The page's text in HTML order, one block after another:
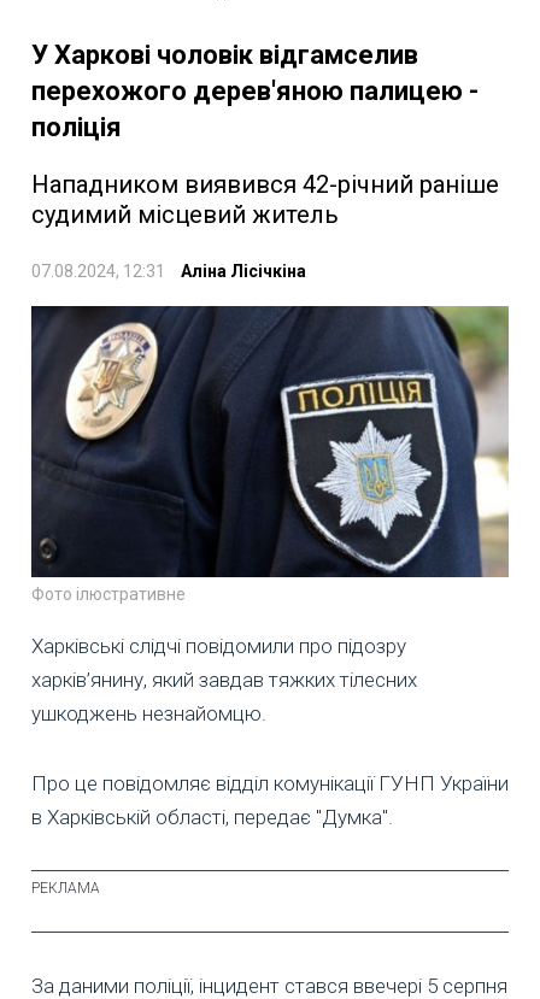
У Харкові чоловік відгамселив
перехожого дерев'яною палицею -
поліція
Нападником виявився 42-річний раніше
судимий місцевий житель
07.08.2024, 12:31 Аліна Лісічкіна
Фото ілюстративне
Харківські слідчі повідомили про підозру
харків’янину, який завдав тяжких тілесних
ушкоджень незнайомцю.
Про це повідомляє відділ комунікації ГУНП України
в Харківській області, передає "Думка".
За даними поліції, інцидент стався ввечері 5 серпня